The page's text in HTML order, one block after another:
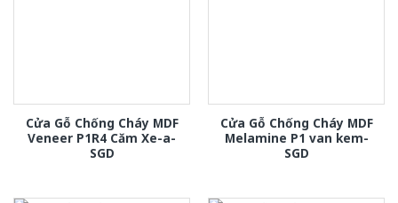
Cửa Gỗ Chống Cháy MDF
Veneer P1R4 Căm Xe-a-
SGD
Cửa Gỗ Chống Cháy MDF
Melamine P1 van kem-
SGD